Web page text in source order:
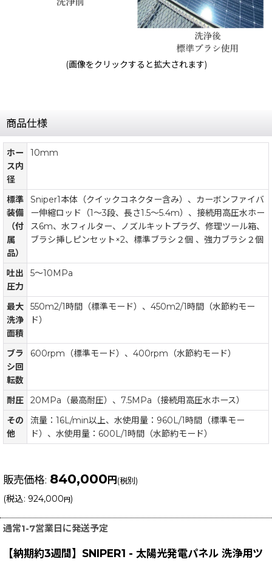
(画像をクリックすると拡大されます)
商品仕様
ホー
ス内
径
10mm
標準
装備
（付
属
品）
Sniper1本体（クイックコネクター含み）、カーボンファイバ
ー伸縮ロッド（1〜3段、長さ1.5〜5.4m）、接続用高圧水ホー
ス6m、水フィルター、ノズルキットプラグ、修理ツール箱、
ブラシ挿しピンセット×2、標準ブラシ２個 、強力ブラシ２個
吐出
圧力
5〜10MPa
最大
洗浄
面積
550m2/1時間（標準モード）、450m2/1時間（水節約モー
ド）
ブラ
シ回
転数
600rpm（標準モード）、400rpm（水節約モード）
耐圧
20MPa（最高耐圧）、7.5MPa（接続用高圧水ホース）
その
他
流量：16L/min以上、水使用量：960L/1時間（標準モー
ド）、水使用量：600L/1時間（水節約モード）
販売価格: 840,000円(税別)
(税込: 924,000円)
通常1-7営業日に発送予定
【納期約3週間】SNIPER1 - 太陽光発電パネル 洗浄用ツ